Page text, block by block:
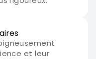
et leur